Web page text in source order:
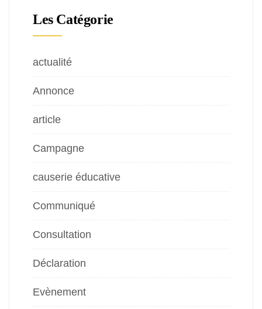
Les Catégorie
actualité
Annonce
article
Campagne
causerie éducative
Communiqué
Consultation
Déclaration
Evènement